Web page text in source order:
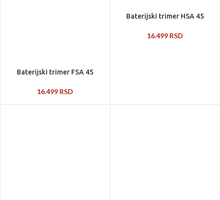
Baterijski trimer FSA 45
16.499 RSD
Baterijski trimer HSA 45
16.499 RSD